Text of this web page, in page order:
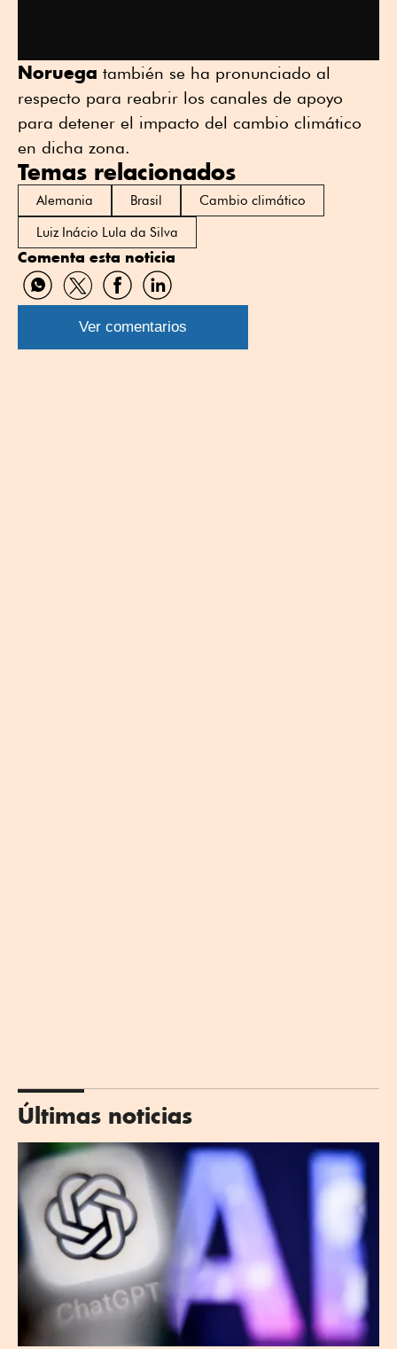
Noruega también se ha pronunciado al
respecto para reabrir los canales de apoyo
para detener el impacto del cambio climático
en dicha zona.
Temas relacionados
Alemania Brasil
Cambio climático
Luiz Inácio Lula da Silva
Comenta esta noticia
Compartir
por
WhatsApp
Compartir
por
Twitter
Compartir
por
Facebook
Compartir
por
Linkedin
Ver comentarios
Últimas noticias